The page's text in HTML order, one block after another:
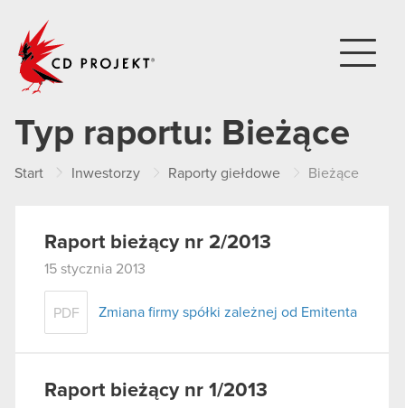
Typ raportu: Bieżące
Start Inwestorzy Raporty giełdowe Bieżące
Raport bieżący nr 2/2013
15 stycznia 2013
PDF Zmiana firmy spółki zależnej od Emitenta
Raport bieżący nr 1/2013